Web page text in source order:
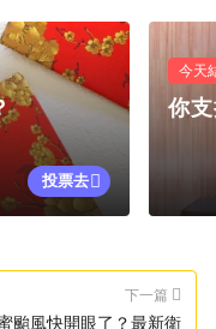
投票去
今天
你
下一篇
颱風快開眼了？最新衛